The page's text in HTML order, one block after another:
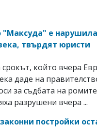
"Максуда" е
твърдят юристи
срокът, който вчера
даде на
за съдбата на
разрушени вчера ...
постройки